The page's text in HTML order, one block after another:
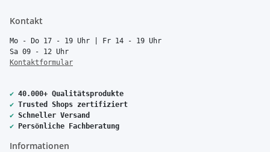
Kontakt
Mo - Do 17 - 19 Uhr | Fr 14 - 19 Uhr
Sa 09 - 12 Uhr
Kontaktformular
✔ 40.000+ Qualitätsprodukte
✔ Trusted Shops zertifiziert
✔ Schneller Versand
✔ Persönliche Fachberatung
Informationen